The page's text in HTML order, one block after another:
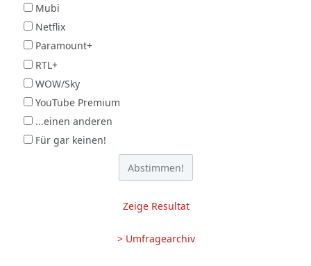
Mubi
Netflix
Paramount+
RTL+
WOW/Sky
YouTube Premium
...einen anderen
Für gar keinen!
Zeige Resultat
> Umfragearchiv